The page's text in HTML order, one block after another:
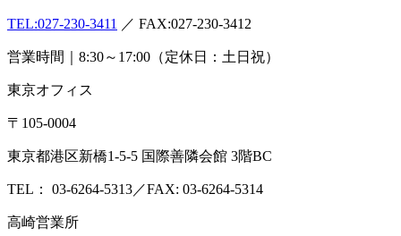
TEL:027-230-3411 ／ FAX:027-230-3412
営業時間｜8:30～17:00（定休日：土日祝）
東京オフィス
〒105-0004
東京都港区新橋1-5-5 国際善隣会館 3階BC
TEL： 03-6264-5313／FAX: 03-6264-5314
高崎営業所